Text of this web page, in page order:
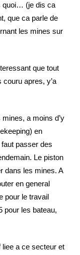
quoi… (je dis ca
que ca parle de
les mines sur
que tout
couru apres, y’a
a moins d’y
en
passer des
Le piston
dans les mines. A
en general
pour le travail
pour les bateau,
liee a ce secteur et